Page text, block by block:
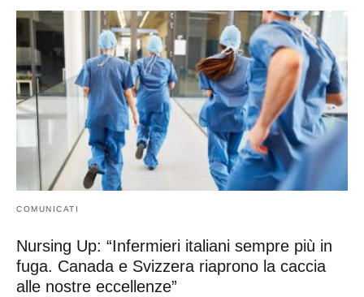
COMUNICATI
Nursing Up: “Infermieri italiani sempre più in
fuga. Canada e Svizzera riaprono la caccia
alle nostre eccellenze”